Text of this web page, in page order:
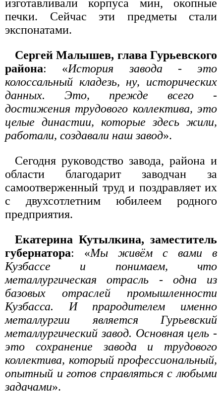
изготавливали корпуса мин, окопные
печки. Сейчас эти предметы стали
экспонатами.
Сергей Малышев, глава Гурьевского
района: «История завода - это
колоссальный кладезь, ну, исторических
данных. Это, прежде всего -
достижения трудового коллектива, это
целые династии, которые здесь жили,
работали, создавали наш завод».
Сегодня руководство завода, района и
области благодарит заводчан за
самоотверженный труд и поздравляет их
с двухсотлетним юбилеем родного
предприятия.
Екатерина Кутылкина, заместитель
губернатора: «Мы живём с вами в
Кузбассе и понимаем, что
металлургическая отрасль - одна из
базовых отраслей промышленности
Кузбасса. И прародителем именно
металлургии является Гурьевский
металлургический завод. Основная цель -
это сохранение завода и трудового
коллектива, который профессиональный,
опытный и готов справляться с любыми
задачами».